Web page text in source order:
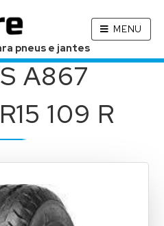
pneus e jantes
MENU
A867
109 R